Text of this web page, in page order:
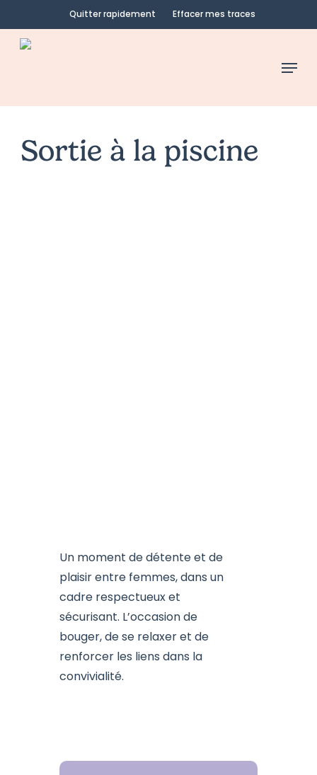
to
main
Quitter rapidement Effacer mes traces
Menu
Sortie à la piscine
Un moment de détente et de
plaisir entre femmes, dans un
cadre respectueux et
sécurisant. L’occasion de
bouger, de se relaxer et de
renforcer les liens dans la
convivialité.